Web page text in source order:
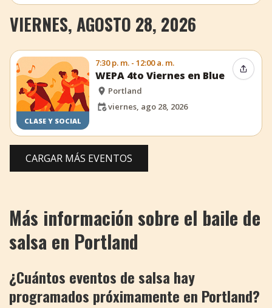
VIERNES, AGOSTO 28, 2026
CLASE Y SOCIAL
7:30 p. m. - 12:00 a. m.
WEPA 4to Viernes en Blue
Portland
viernes, ago 28, 2026
CARGAR MÁS EVENTOS
Más información sobre el baile de
salsa en Portland
¿Cuántos eventos de salsa hay
programados próximamente en Portland?